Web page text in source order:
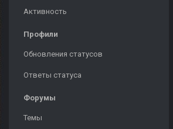
Активность
Профили
Обновления статусов
Ответы статуса
Форумы
Темы